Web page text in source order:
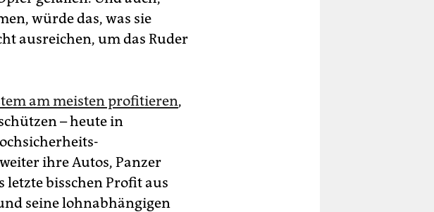
würde das, was sie
ausreichen, um das Ruder
am meisten profitieren,
– heute in
ihre Autos, Panzer
bisschen Profit aus
seine lohnabhängigen